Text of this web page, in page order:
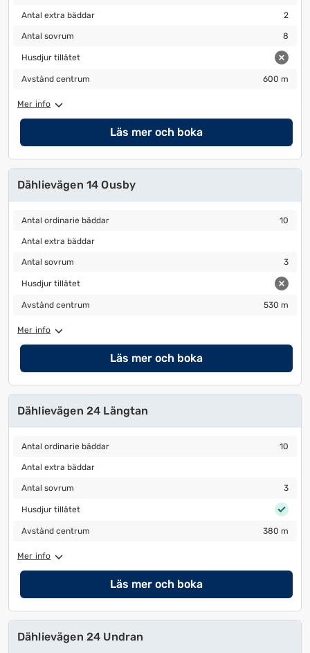
Antal extra bäddar
Antal extra bäddar 2
Antal sovrum
Antal sovrum 8
Husdjur tillåtet
Husdjur tillåtet
Avstånd centrum
Avstånd centrum 600 m
Mer info
Läs mer och boka
Dählievägen 14 Ousby
Antal ordinarie bäddar
Antal ordinarie bäddar 10
Antal extra bäddar
Antal extra bäddar
Antal sovrum
Antal sovrum 3
Husdjur tillåtet
Husdjur tillåtet
Avstånd centrum
Avstånd centrum 530 m
Mer info
Läs mer och boka
Dählievägen 24 Längtan
Antal ordinarie bäddar
Antal ordinarie bäddar 10
Antal extra bäddar
Antal extra bäddar
Antal sovrum
Antal sovrum 3
Husdjur tillåtet
Husdjur tillåtet
Avstånd centrum
Avstånd centrum 380 m
Mer info
Läs mer och boka
Dählievägen 24 Undran